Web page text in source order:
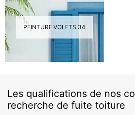
PEINTURE VOLETS 34
Les qualifications de nos
recherche de fuite toiture